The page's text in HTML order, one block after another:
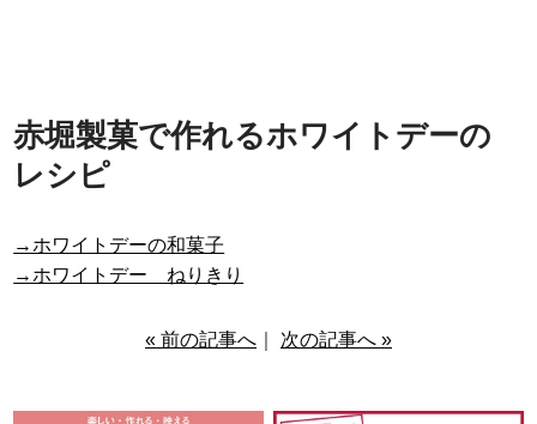
赤堀製菓で作れるホワイトデーの
レシピ
→ホワイトデーの和菓子
→ホワイトデー ねりきり
« 前の記事へ 次の記事へ »